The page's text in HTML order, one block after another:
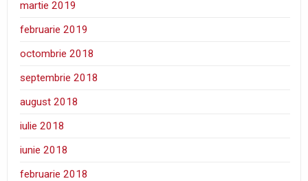
martie 2019
februarie 2019
octombrie 2018
septembrie 2018
august 2018
iulie 2018
iunie 2018
februarie 2018